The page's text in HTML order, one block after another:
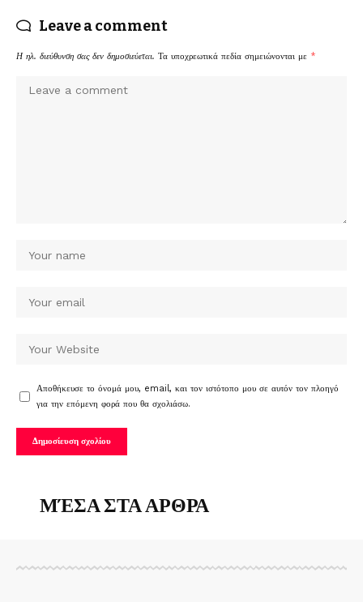
Leave a comment
Η ηλ. διεύθυνση σας δεν δημοσιεύεται. Τα υποχρεωτικά πεδία σημειώνονται με *
Αποθήκευσε το όνομά μου, email, και τον ιστότοπο μου σε αυτόν τον πλοηγό
για την επόμενη φορά που θα σχολιάσω.
ΜΈΣΑ ΣΤΑ ΑΡΘΡΑ